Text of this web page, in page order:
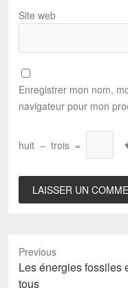
Site web
Enregistrer mon nom,
navigateur pour mon
huit − trois =
Previous
Previous
post:
Les énergies fossiles
tous